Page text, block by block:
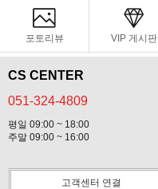
포토리뷰 VIP 게시판
CS CENTER
051-324-4809
평일 09:00 ~ 18:00
주말 09:00 ~ 16:00
고객센터 연결